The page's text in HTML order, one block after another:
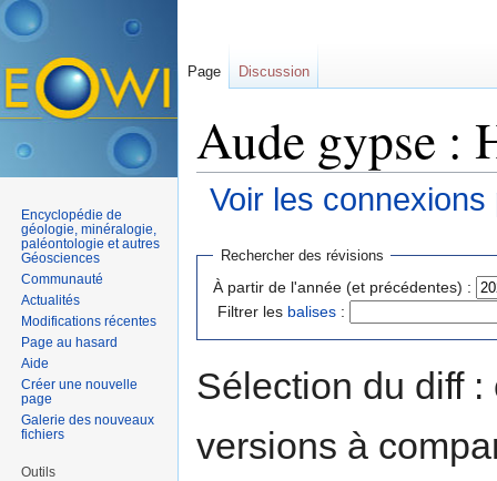
Aude gypse :
Voir les
Rechercher des révisions
À partir de l'année (et précédentes) :
Filtrer les balises :
Sélection du diff
versions à
Page Discussion
Encyclopédie de
géologie, minéralogie,
paléontologie et autres
Géosciences
Communauté
Actualités
Modifications récentes
Page au hasard
Aide
Créer une nouvelle
page
Galerie des nouveaux
fichiers
Outils